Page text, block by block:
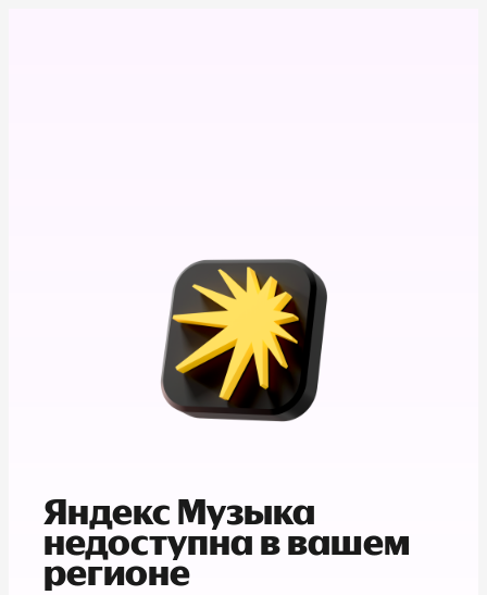
Яндекс Музыка
недоступна в вашем
регионе